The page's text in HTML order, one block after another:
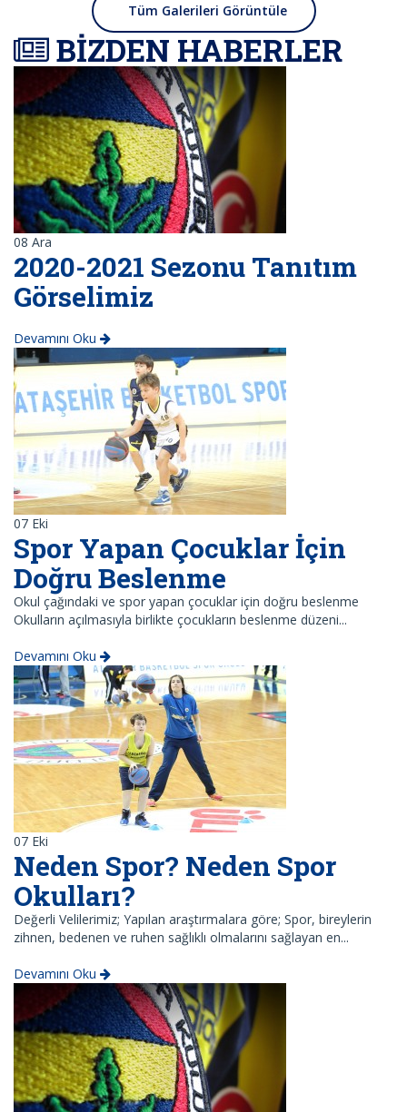
Tüm Galerileri Görüntüle
BİZDEN HABERLER
08 Ara
2020-2021 Sezonu Tanıtım
Görselimiz
Devamını Oku
07 Eki
Spor Yapan Çocuklar İçin
Doğru Beslenme
Okul çağındaki ve spor yapan çocuklar için doğru beslenme
Okulların açılmasıyla birlikte çocukların beslenme düzeni...
Devamını Oku
07 Eki
Neden Spor? Neden Spor
Okulları?
Değerli Velilerimiz; Yapılan araştırmalara göre; Spor, bireylerin
zihnen, bedenen ve ruhen sağlıklı olmalarını sağlayan en...
Devamını Oku